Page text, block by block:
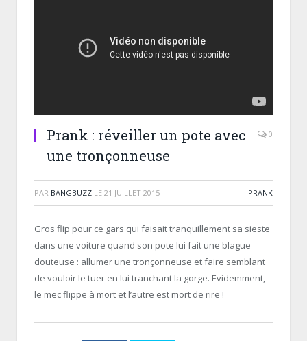
Prank : réveiller un pote avec
une tronçonneuse
0
PAR BANGBUZZ LE 21 JUILLET 2015 PRANK
Gros flip pour ce gars qui faisait tranquillement sa sieste
dans une voiture quand son pote lui fait une blague
douteuse : allumer une tronçonneuse et faire semblant
de vouloir le tuer en lui tranchant la gorge. Evidemment,
le mec flippe à mort et l’autre est mort de rire !